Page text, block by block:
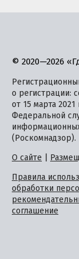
© 2020—2026
о регистрации:
от 15 марта
Федеральной
(Роскомнадзор).
О сайте
Правила
обработки
соглашение